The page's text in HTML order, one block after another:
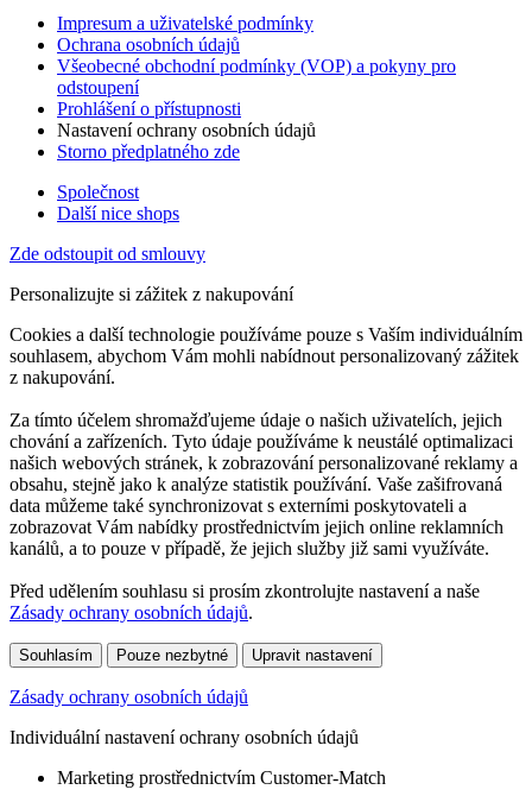
Impresum a uživatelské podmínky
Ochrana osobních údajů
Všeobecné obchodní podmínky (VOP) a pokyny pro
odstoupení
Prohlášení o přístupnosti
Nastavení ochrany osobních údajů
Storno předplatného zde
Společnost
Další nice shops
Zde odstoupit od smlouvy
Personalizujte si zážitek z nakupování
Cookies a další technologie používáme pouze s Vaším individuálním
souhlasem, abychom Vám mohli nabídnout personalizovaný zážitek
z nakupování.
Za tímto účelem shromažďujeme údaje o našich uživatelích, jejich
chování a zařízeních. Tyto údaje používáme k neustálé optimalizaci
našich webových stránek, k zobrazování personalizované reklamy a
obsahu, stejně jako k analýze statistik používání. Vaše zašifrovaná
data můžeme také synchronizovat s externími poskytovateli a
zobrazovat Vám nabídky prostřednictvím jejich online reklamních
kanálů, a to pouze v případě, že jejich služby již sami využíváte.
Před udělením souhlasu si prosím zkontrolujte nastavení a naše
Zásady ochrany osobních údajů.
Souhlasím Pouze nezbytné Upravit nastavení
Zásady ochrany osobních údajů
Individuální nastavení ochrany osobních údajů
Marketing prostřednictvím Customer-Match